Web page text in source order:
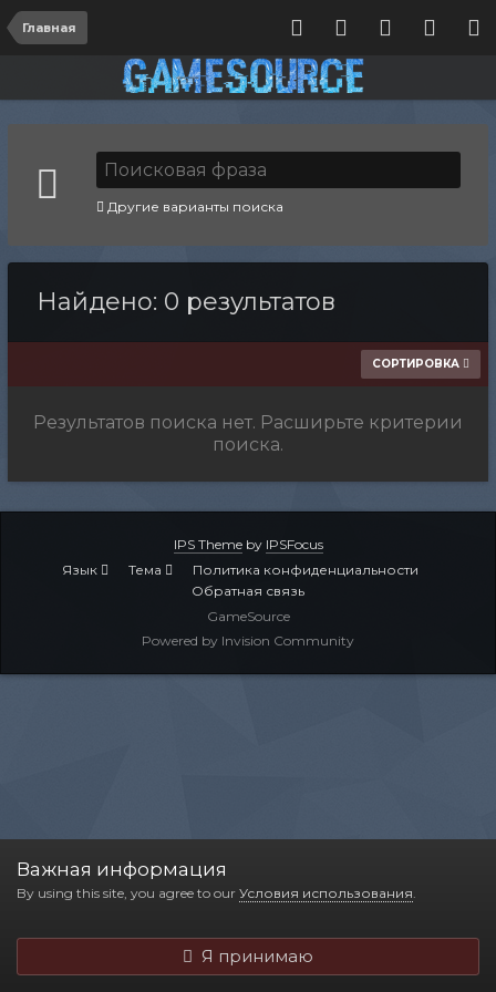
Главная
Другие варианты поиска
Найдено: 0 результатов
СОРТИРОВКА
Результатов поиска нет. Расширьте критерии
поиска.
IPS Themeby IPSFocus
Язык
Тема
Политика конфиденциальности
Обратная связь
GameSource
Powered by Invision Community
Важная информация
By using this site, you agree to our Условия использования.
Я принимаю